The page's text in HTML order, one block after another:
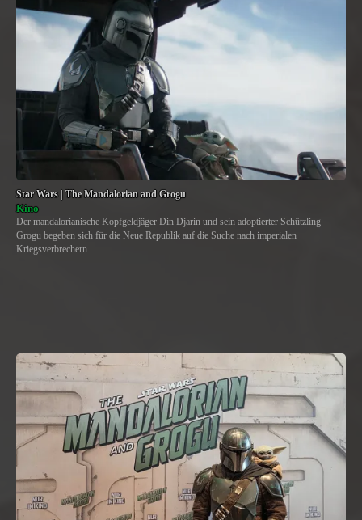
Star Wars | The Mandalorian and Grogu
Kino
Der mandalorianische Kopfgeldjäger Din Djarin und sein adoptierter Schützling
Grogu begeben sich für die Neue Republik auf die Suche nach imperialen
Kriegsverbrechern.